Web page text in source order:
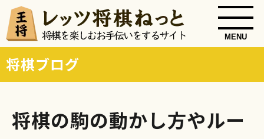
MENU
将棋ブログ
将棋の駒の動かし方やルー